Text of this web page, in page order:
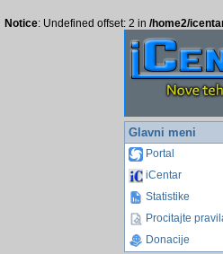
Notice: Undefined offset: 2 in /home2/
Glavni meni
Portal
iCentar
Statistike
Procitajte
Donacije